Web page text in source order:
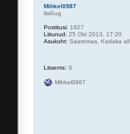
Mihkel0987
ilalõug
Postitusi: 1927
Liitunud: 25 Okt 2013, 17:20
Asukoht: Saaremaa, Kadaka all.
Litsents: S
Mihkel0987